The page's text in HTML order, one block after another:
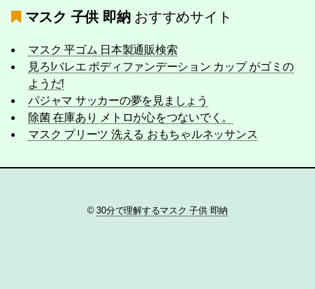
マスク 子供 即納おすすめサイト
マスク 平ゴム 日本製通販検索
見ろ!バレエ ボディファンデーション カップ がゴミの
ようだ!
パジャマ サッカーの夢を見ましょう
除菌 在庫あり メトロが心をつないでく。
マスク プリーツ 洗える おもちゃルネッサンス
©30分で理解するマスク 子供 即納